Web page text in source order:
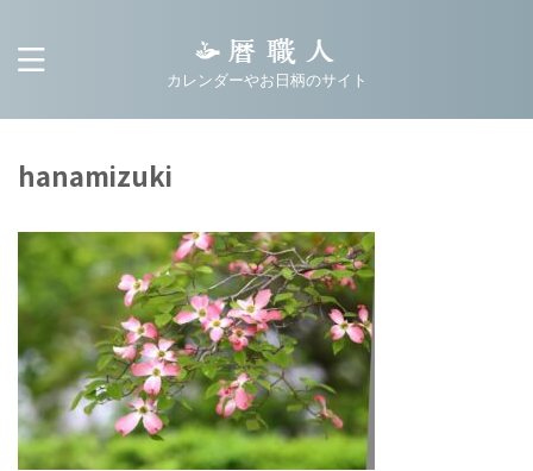
カレンダーやお日柄のサイト
hanamizuki